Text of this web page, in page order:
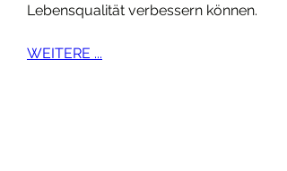
Lebensqualität verbessern können.
WEITERE ...